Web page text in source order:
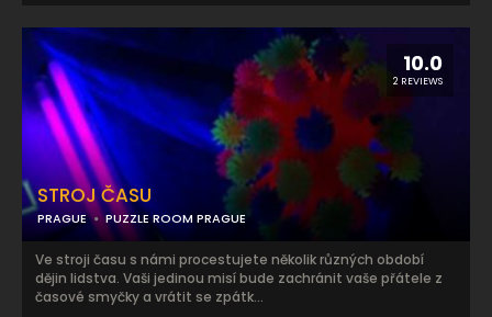
10.0
2 REVIEWS
STROJ ČASU
PRAGUE PUZZLE ROOM PRAGUE
Ve stroji času s námi procestujete několik různých období
dějin lidstva. Vaši jedinou misí bude zachránit vaše přátele z
časové smyčky a vrátit se zpátk...